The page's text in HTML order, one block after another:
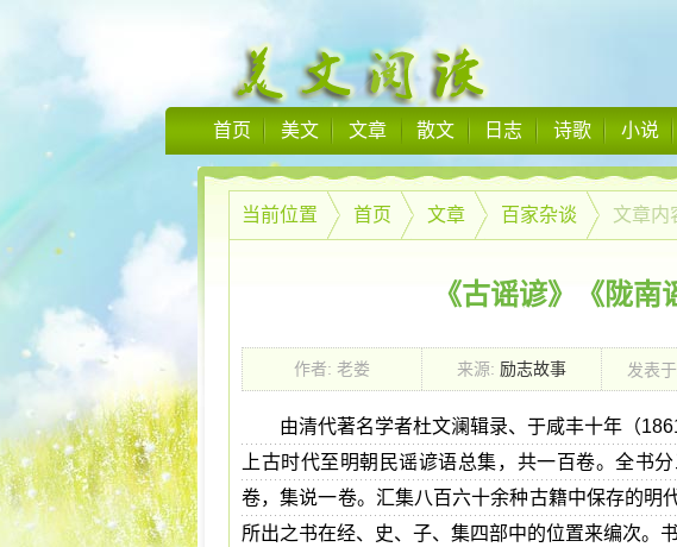
首页 美文 文章 散文 日志 诗歌 小说
当前位置 首页 文章 百家杂谈 文章内
《古谣谚》《陇
作者: 老娄 来源: 励志故事 发表于
由清代著名学者杜文澜辑录、于咸丰十年（
上古时代至明朝民谣谚语总集，共一百卷。全书
卷，集说一卷。汇集八百六十余种古籍中保存的明
所出之书在经、史、子、集四部中的位置来编次。